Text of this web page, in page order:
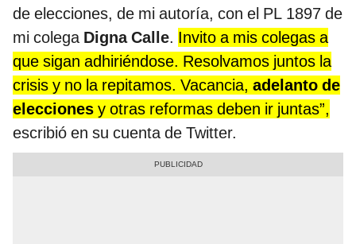
de elecciones, de mi autoría, con el PL 1897 de
mi colega Digna Calle. Invito a mis colegas a
que sigan adhiriéndose. Resolvamos juntos la
crisis y no la repitamos. Vacancia, adelanto de
elecciones y otras reformas deben ir juntas”,
escribió en su cuenta de Twitter.